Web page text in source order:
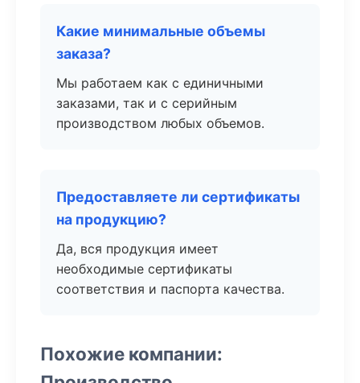
Какие минимальные объемы
заказа?
Мы работаем как с единичными
заказами, так и с серийным
производством любых объемов.
Предоставляете ли сертификаты
на продукцию?
Да, вся продукция имеет
необходимые сертификаты
соответствия и паспорта качества.
Похожие компании: